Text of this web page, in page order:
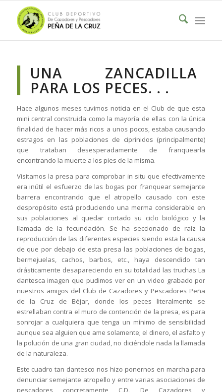
UNA ZANCADILLA
PARA LOS PECES. . .
Hace algunos meses tuvimos noticia en el Club de que esta
mini central construida como la mayoría de ellas con la única
finalidad de hacer más ricos a unos pocos, estaba causando
estragos en las poblaciones de ciprinidos (principalmente)
que trataban desesperadamente de franquearla
encontrando la muerte a los pies de la misma.
Visitamos la presa para comprobar in situ que efectivamente
era inútil el esfuerzo de las bogas por franquear semejante
barrera encontrando que el atropello causado con este
despropósito está produciendo una merma considerable en
sus poblaciones al quedar cortado su ciclo biológico y la
llamada de la fecundación. Se ha seccionado de raíz la
reproducción de las diferentes especies siendo esta la causa
de que por debajo de esta presa las poblaciones de bogas,
bermejuelas, cachos, barbos, etc., haya descendido tan
drásticamente desapareciendo en su totalidad las truchas La
dantesca imagen que pudimos ver en un video grabado por
nuestros amigos del Club de Cazadores y Pescadores Peña
de la Cruz de Béjar, donde los peces literalmente se
estrellaban contra el muro de contención de la presa, es para
sonrojar a cualquiera que tenga un mínimo de sensibilidad
aunque sea alguien que ame solamente; el dinero, el asfalto y
la polución de una gran ciudad, no diciéndole nada la llamada
de la naturaleza.
Este cuadro tan dantesco nos hizo ponernos en marcha para
denunciar semejante atropello y entre varias asociaciones de
pescadores concretamente C.D. De Cazadores y